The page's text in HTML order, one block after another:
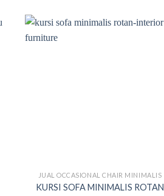
JUAL OCCASIONAL CHAIR MINIMALIS
KURSI SOFA MINIMALIS ROTAN